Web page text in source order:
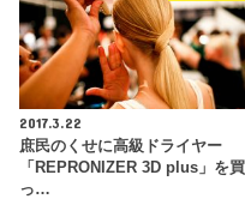
2017.3.22
庶民のくせに高級ドライヤー
「REPRONIZER 3D plus」を買
っ…